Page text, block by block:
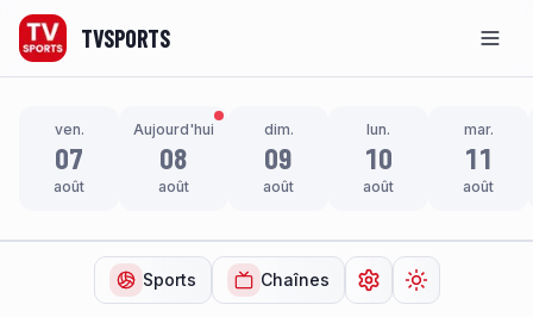
TVSPORTS
ven.
07
août
Aujourd'hui
08
août
dim.
09
août
lun.
10
août
mar.
11
août
Sports Chaînes Ouvrir lesChanger de